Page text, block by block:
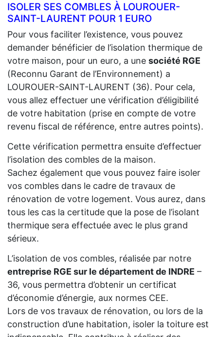
ISOLER SES COMBLES À LOUROUER-
SAINT-LAURENT POUR 1 EURO
Pour vous faciliter l’existence, vous pouvez
demander bénéficier de l’isolation thermique de
votre maison, pour un euro, a une société RGE
(Reconnu Garant de l’Environnement) a
LOUROUER-SAINT-LAURENT (36). Pour cela,
vous allez effectuer une vérification d’éligibilité
de votre habitation (prise en compte de votre
revenu fiscal de référence, entre autres points).
Cette vérification permettra ensuite d’effectuer
l’isolation des combles de la maison.
Sachez également que vous pouvez faire isoler
vos combles dans le cadre de travaux de
rénovation de votre logement. Vous aurez, dans
tous les cas la certitude que la pose de l’isolant
thermique sera effectuée avec le plus grand
sérieux.
L’isolation de vos combles, réalisée par notre
entreprise RGE sur le département de INDRE –
36, vous permettra d’obtenir un certificat
d’économie d’énergie, aux normes CEE.
Lors de vos travaux de rénovation, ou lors de la
construction d’une habitation, isoler la toiture est